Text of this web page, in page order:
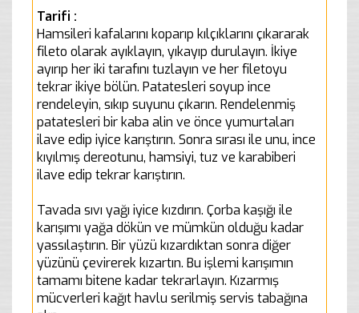
Tarifi :
Hamsileri kafalarını koparıp kılçıklarını çıkararak
fileto olarak ayıklayın, yıkayıp durulayın. İkiye
ayırıp her iki tarafını tuzlayın ve her filetoyu
tekrar ikiye bölün. Patatesleri soyup ince
rendeleyin, sıkıp suyunu çıkarın. Rendelenmiş
patatesleri bir kaba alin ve önce yumurtaları
ilave edip iyice karıştırın. Sonra sırası ile unu, ince
kıyılmış dereotunu, hamsiyi, tuz ve karabiberi
ilave edip tekrar karıştırın.
Tavada sıvı yağı iyice kızdırın. Çorba kaşığı ile
karışımı yağa dökün ve mümkün olduğu kadar
yassılaştırın. Bir yüzü kızardıktan sonra diğer
yüzünü çevirerek kızartın. Bu işlemi karışımın
tamamı bitene kadar tekrarlayın. Kızarmış
mücverleri kağıt havlu serilmiş servis tabağına